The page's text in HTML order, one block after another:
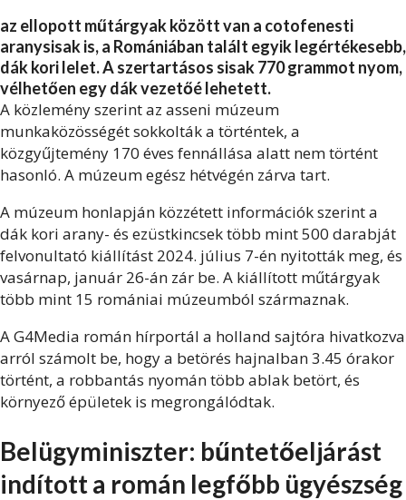
az ellopott műtárgyak között van a cotofenesti
aranysisak is, a Romániában talált egyik legértékesebb,
dák kori lelet. A szertartásos sisak 770 grammot nyom,
vélhetően egy dák vezetőé lehetett.
A közlemény szerint az asseni múzeum
munkaközösségét sokkolták a történtek, a
közgyűjtemény 170 éves fennállása alatt nem történt
hasonló. A múzeum egész hétvégén zárva tart.
A múzeum honlapján közzétett információk szerint a
dák kori arany- és ezüstkincsek több mint 500 darabját
felvonultató kiállítást 2024. július 7-én nyitották meg, és
vasárnap, január 26-án zár be. A kiállított műtárgyak
több mint 15 romániai múzeumból származnak.
A G4Media román hírportál a holland sajtóra hivatkozva
arról számolt be, hogy a betörés hajnalban 3.45 órakor
történt, a robbantás nyomán több ablak betört, és
környező épületek is megrongálódtak.
Belügyminiszter: bűntetőeljárást
indított a román legfőbb ügyészség